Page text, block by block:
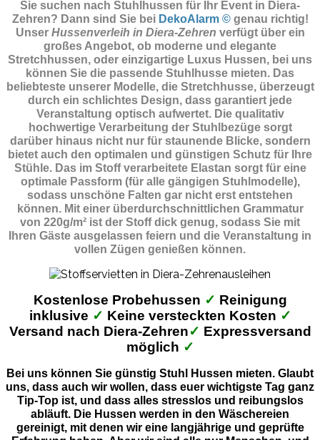
Sie suchen nach Stuhlhussen für Ihr Event in Diera-
Zehren? Dann sind Sie bei DekoAlarm © genau richtig!
Unser Hussenverleih in Diera-Zehren verfügt über ein
großes Angebot, ob moderne und elegante
Stretchhussen, oder einzigartige Luxus Hussen, bei uns
können Sie die passende Stuhlhusse mieten. Das
beliebteste unserer Modelle, die Stretchhusse, überzeugt
durch ein schlichtes Design, dass garantiert jede
Veranstaltung optisch aufwertet. Die qualitativ
hochwertige Verarbeitung der Stuhlbezüge sorgt
darüber hinaus nicht nur für staunende Blicke, sondern
bietet auch den optimalen und günstigen Schutz für Ihre
Stühle. Das im Stoff verarbeitete Elastan sorgt für eine
optimale Passform (für alle gängigen Stuhlmodelle),
sodass unschöne Falten gar nicht erst entstehen
können. Mit einer überdurchschnittlichen Grammatur
von 220g/m² ist der Stoff dick genug, sodass Sie mit
Ihren Gäste ausgelassen feiern und die Veranstaltung in
vollen Zügen genießen können.
Kostenlose Probehussen ✓ Reinigung
inklusive ✓ Keine versteckten Kosten ✓
Versand nach Diera-Zehren✓ Expressversand
möglich ✓
Bei uns können Sie günstig Stuhl Hussen mieten. Glaubt
uns, dass auch wir wollen, dass euer wichtigste Tag ganz
Tip-Top ist, und dass alles stresslos und reibungslos
abläuft. Die Hussen werden in den Wäschereien
gereinigt, mit denen wir eine langjährige und geprüfte